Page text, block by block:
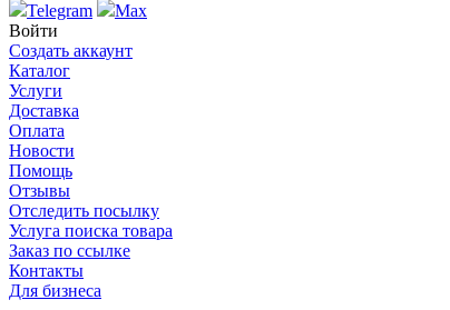
Telegram
Max
Войти
Создать аккаунт
Каталог
Услуги
Доставка
Оплата
Новости
Помощь
Отзывы
Отследить посылку
Услуга поиска товара
Заказ по ссылке
Контакты
Для бизнеса